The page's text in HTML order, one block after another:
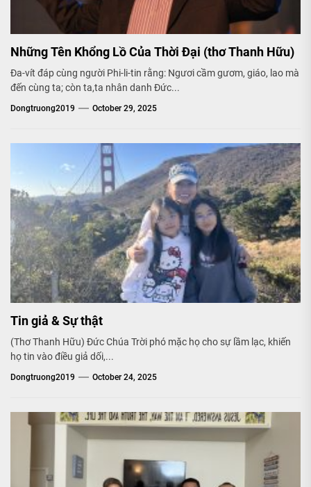
Những Tên Khổng Lồ Của Thời Đại (thơ Thanh Hữu)
Đa-vít đáp cùng người Phi-li-tin rằng: Ngươi cầm gươm, giáo, lao mà
đến cùng ta; còn ta,ta nhân danh Đức...
Dongtruong2019 October 29, 2025
Tin giả & Sự thật
(Thơ Thanh Hữu) Đức Chúa Trời phó mặc họ cho sự lầm lạc, khiến
họ tin vào điều giả dối,...
Dongtruong2019 October 24, 2025